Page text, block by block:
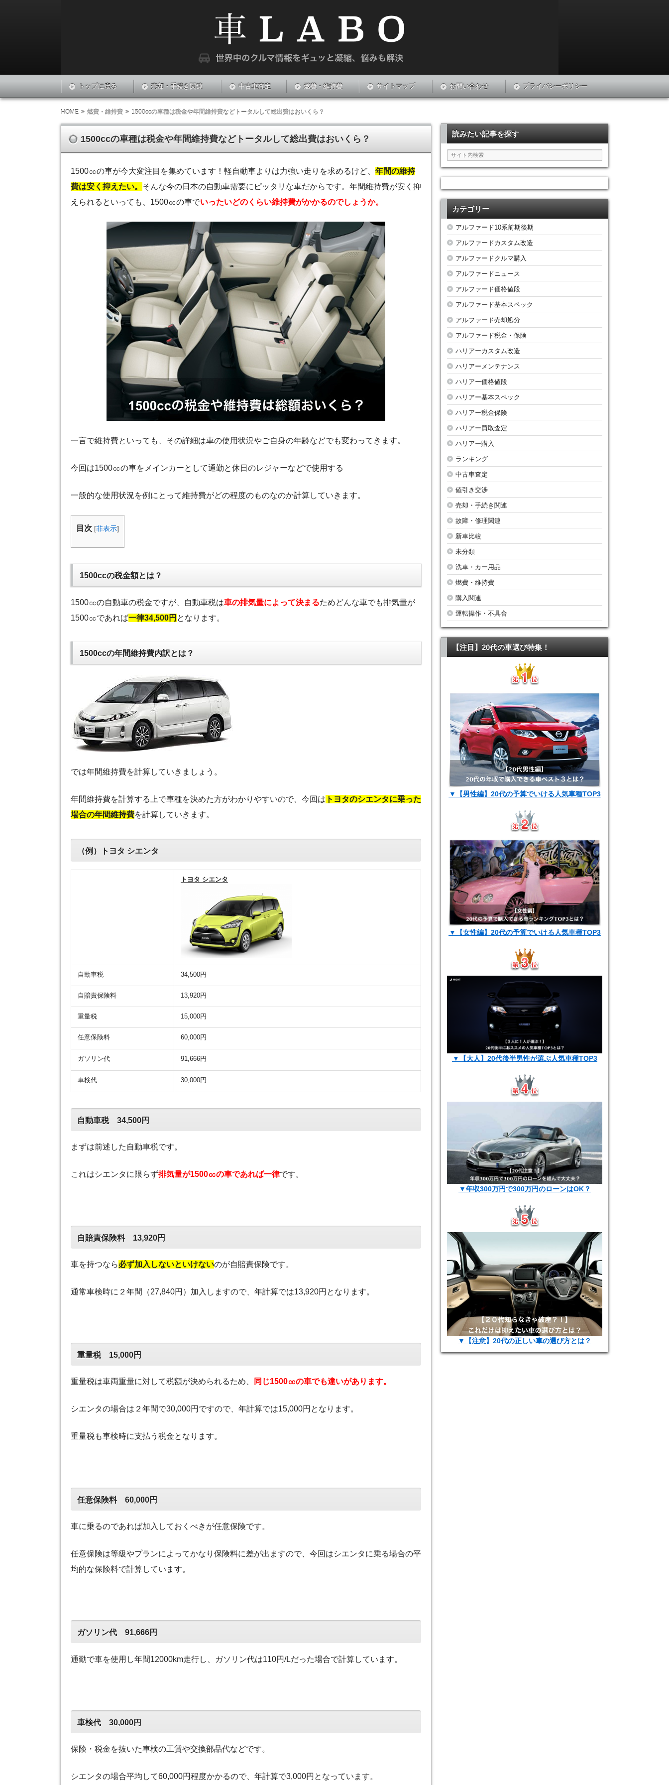
トップに戻る 売却・手続き関連 中古車査定 燃費・維持費 サイトマップ お問い合わせ プライバシーポリシー
HOME 燃費・維持費 1500ccの車種は税金や年間維持費などトータルして総出費はおいくら？
1500ccの車種は税金や年間維持費などトータルして総出費はおいくら？
1500㏄の車が今大変注目を集めています！軽自動車よりは力強い走りを求めるけど、 年間の維持
費は安く抑えたい。 そんな今の日本の自動車需要にピッタリな車だからです。年間維持費が安く抑
えられるといっても、1500㏄の車でいったいどのくらい維持費がかかるのでしょうか。
一言で維持費といっても、その詳細は車の使用状況やご自身の年齢などでも変わってきます。
今回は1500㏄の車をメインカーとして通勤と休日のレジャーなどで使用する
一般的な使用状況を例にとって維持費がどの程度のものなのか計算していきます。
目次 [非表示]
1500ccの税金額とは？
1500㏄の自動車の税金ですが、自動車税は車の排気量によって決まるためどんな車でも排気量が
1500㏄であれば一律34,500円 となります。
1500ccの年間維持費内訳とは？
では年間維持費を計算していきましょう。
年間維持費を計算する上で車種を決めた方がわかりやすいので、今回は トヨタのシエンタに乗った
場合の年間維持費を計算していきます。
（例）トヨタ シエンタ
トヨタ シエンタ
自動車税 34,500円
自賠責保険料 13,920円
重量税 15,000円
任意保険料 60,000円
ガソリン代 91,666円
車検代 30,000円
自動車税 34,500円
まずは前述した自動車税です。
これはシエンタに限らず排気量が1500㏄の車であれば一律です。
自賠責保険料 13,920円
車を持つなら必ず加入しないといけないのが自賠責保険です。
通常車検時に２年間（27,840円）加入しますので、年計算では13,920円となります。
重量税 15,000円
重量税は車両重量に対して税額が決められるため、 同じ1500㏄の車でも違いがあります。
シエンタの場合は２年間で30,000円ですので、年計算では15,000円となります。
重量税も車検時に支払う税金となります。
任意保険料 60,000円
車に乗るのであれば加入しておくべきが任意保険です。
任意保険は等級やプランによってかなり保険料に差が出ますので、今回はシエンタに乗る場合の平
均的な保険料で計算しています。
ガソリン代 91,666円
通勤で車を使用し年間12000km走行し、ガソリン代は110円/Lだった場合で計算しています。
車検代 30,000円
保険・税金を抜いた車検の工賃や交換部品代などです。
シエンタの場合平均して60,000円程度かかるので、年計算で3,000円となっています。
読みたい記事を探す
カテゴリー
アルファード10系前期後期
アルファードカスタム改造
アルファードクルマ購入
アルファードニュース
アルファード価格値段
アルファード基本スペック
アルファード売却処分
アルファード税金・保険
ハリアーカスタム改造
ハリアーメンテナンス
ハリアー価格値段
ハリアー基本スペック
ハリアー税金保険
ハリアー買取査定
ハリアー購入
ランキング
中古車査定
値引き交渉
売却・手続き関連
故障・修理関連
新車比較
未分類
洗車・カー用品
燃費・維持費
購入関連
運転操作・不具合
【注目】20代の車選び特集！
▼【男性編】20代の予算でいける人気車種TOP3
▼【女性編】20代の予算でいける人気車種TOP3
▼【大人】20代後半男性が選ぶ人気車種TOP3
▼年収300万円で300万円のローンはOK？
▼【注意】20代の正しい車の選び方とは？